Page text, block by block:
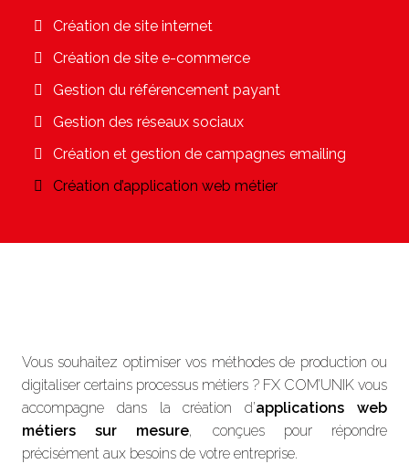
Création de site internet
Création de site e-commerce
Gestion du référencement payant
Gestion des réseaux sociaux
Création et gestion de campagnes emailing
Création d’application web métier
Vous souhaitez optimiser vos méthodes de production ou
digitaliser certains processus métiers ? FX COM’UNIK vous
accompagne dans la création d’applications web
métiers sur mesure, conçues pour répondre
précisément aux besoins de votre entreprise.